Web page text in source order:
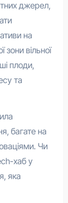
джерел,
на
зони вільної
плоди,
та
багате на
Чи
хаб у
яка